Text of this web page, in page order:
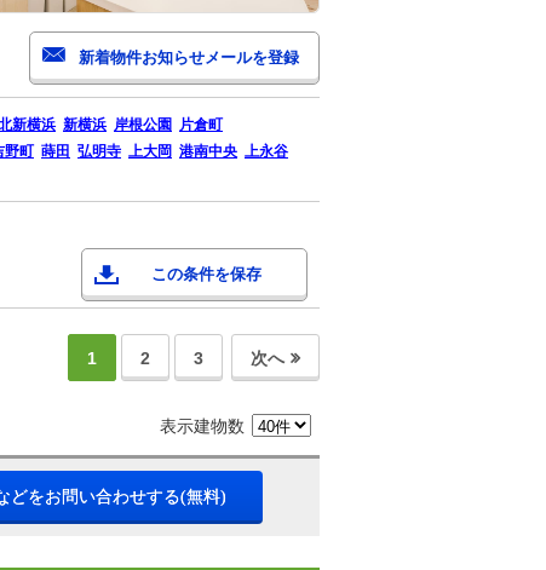
新横浜 新横浜 岸根公園 片倉町
野町 蒔田 弘明寺 上大岡 港南中央 上永谷
この条件を保存
1 2 3 次へ
表示建物数
どをお問い合わせする(無料)